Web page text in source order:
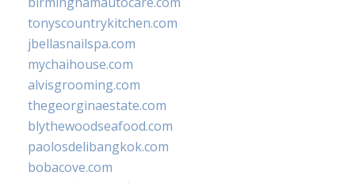
tonyscountrykitchen.com
jbellasnailspa.com
mychaihouse.com
alvisgrooming.com
thegeorginaestate.com
blythewoodseafood.com
paolosdelibangkok.com
bobacove.com